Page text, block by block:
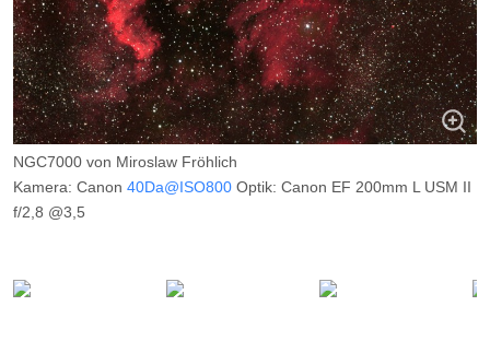
NGC7000 von Miroslaw Fröhlich
Kamera: Canon 40Da@ISO800 Optik: Canon EF 200mm L USM II
f/2,8 @3,5
Filter: H-Alpha 12nm Astronomik Clipfilter, Cokin P830